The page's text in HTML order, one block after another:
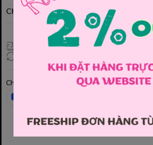
Chính sách đổi hàng
Giao hàng toàn quốc
Chia sẻ